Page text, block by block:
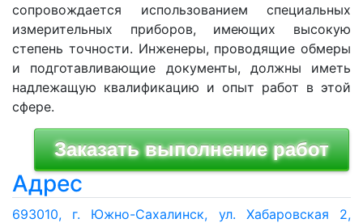
сопровождается использованием специальных
измерительных приборов, имеющих высокую
степень точности. Инженеры, проводящие обмеры
и подготавливающие документы, должны иметь
надлежащую квалификацию и опыт работ в этой
сфере.
Адрес
693010, г. Южно-Сахалинск, ул. Хабаровская 2,